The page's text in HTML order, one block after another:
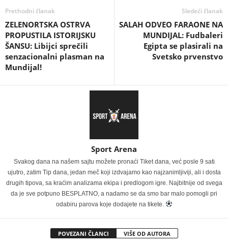
Prethodni članak
ZELENORTSKA OSTRVA
PROPUSTILA ISTORIJSKU
ŠANSU: Libijci sprečili
senzacionalni plasman na
Mundijal!
Sledeći članak
SALAH ODVEO FARAONE NA
MUNDIJAL: Fudbaleri
Egipta se plasirali na
Svetsko prvenstvo
Sport Arena
Svakog dana na našem sajtu možete pronaći Tiket dana, već posle 9 sati
ujutro, zatim Tip dana, jedan meč koji izdvajamo kao najzanimljiviji, ali i dosta
drugih tipova, sa kraćim analizama ekipa i predlogom igre. Najbitnije od svega
da je sve potpuno BESPLATNO, a nadamo se da smo bar malo pomogli pri
odabiru parova koje dodajete na tikete.
POVEZANI ČLANCI VIŠE OD AUTORA